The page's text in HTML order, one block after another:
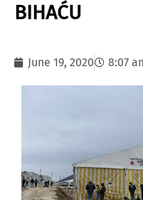
BIHAĆU
June 19, 2020 8:07